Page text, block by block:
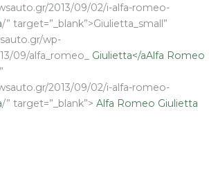
2013/09/02/i-alfa-romeo-
/” target=”_blank”>Giulietta_small”
wp-
09/alfa_romeo_ Giulietta</aAlfa Romeo
”
2013/09/02/i-alfa-romeo-
/” target=”_blank”> Alfa Romeo Giulietta